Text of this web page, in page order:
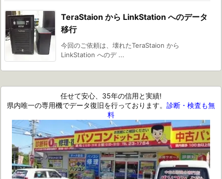
TeraStaion から LinkStation へのデータ
移行
今回のご依頼は、壊れたTeraStaion から
LinkStation へのデ ...
任せて安心、35年の信用と実績!
県内唯一の専用機でデータ復旧を行っております。 診断・検査も無
料